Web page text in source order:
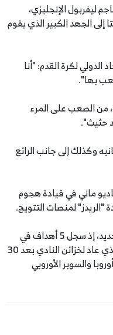
ليفربول الإنجليزي،
إلى الجهد الكبير الذي يقوم
لكرة القدم: "أنا
بها".
من الصعب على المرء
حثيث".
وكذلك إلى جانب الرائع
ماني في قيادة هجوم
وصلاح متألق بقوة منذ بداية موسمه الجديد، إذ سجل 5 أهداف في
الجولات الـ4 الأولى بالدوري الإنجليزي، الذي عاد لخزائن النادي بعد 30
والسوبر الأوروبي